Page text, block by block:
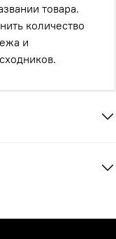
товара.
количество
и